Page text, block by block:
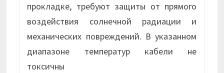
прокладке, требуют защиты от прямого
воздействия солнечной радиации и
механических повреждений. В указанном
диапазоне температур кабели не
токсичны